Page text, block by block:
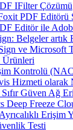
IFilter Çözümü
PDF Editörü
Editör ile
Belgeler artık
ve Microsoft
Kontrolü
Hizmeti olarak
Sıfır Güven Ağ
Deep Freeze
Erişim
Testi